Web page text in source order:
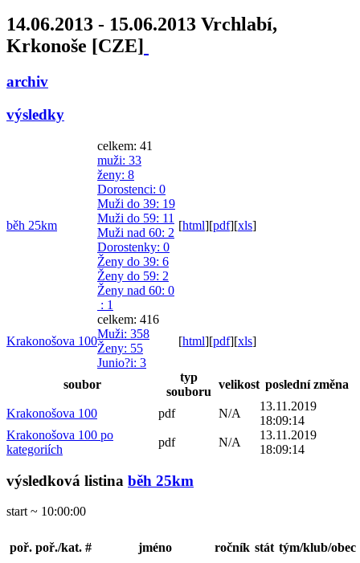
14.06.2013 - 15.06.2013 Vrchlabí,
Krkonoše [CZE]
archiv
výsledky
běh 25km
celkem: 41
muži: 33
ženy: 8
Dorostenci: 0
Muži do 39: 19
Muži do 59: 11
Muži nad 60: 2
Dorostenky: 0
Ženy do 39: 6
Ženy do 59: 2
Ženy nad 60: 0
: 1
[html][pdf][xls]
Krakonošova 100
celkem: 416
Muži: 358
Ženy: 55
Junio?i: 3
[html][pdf][xls]
soubor
typ
souboru
velikost poslední změna
Krakonošova 100 pdf N/A
13.11.2019
18:09:14
Krakonošova 100 po
kategoriích
pdf N/A
13.11.2019
18:09:14
výsledková listina běh 25km
start ~ 10:00:00
poř. poř./kat. # jméno ročník stát tým/klub/obec